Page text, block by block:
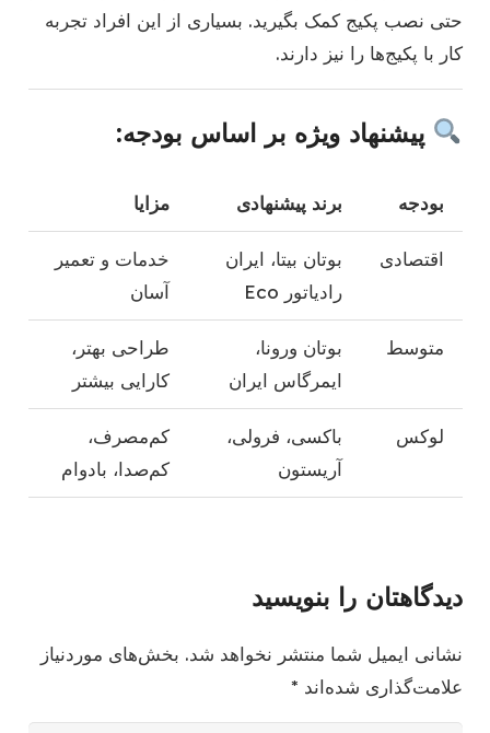
حتی نصب پکیج کمک بگیرید. بسیاری از این افراد تجربه
کار با پکیج‌ها را نیز دارند.
پیشنهاد ویژه بر اساس بودجه:
بودجه برند پیشنهادی مزایا
اقتصادی
بوتان بیتا، ایران
رادیاتور Eco
خدمات و تعمیر
آسان
متوسط
بوتان ورونا،
ایمرگاس ایران
طراحی بهتر،
کارایی بیشتر
لوکس
باکسی، فرولی،
آریستون
کم‌مصرف،
کم‌صدا، بادوام
دیدگاهتان را بنویسید
نشانی ایمیل شما منتشر نخواهد شد. بخش‌های موردنیاز
علامت‌گذاری شده‌اند *